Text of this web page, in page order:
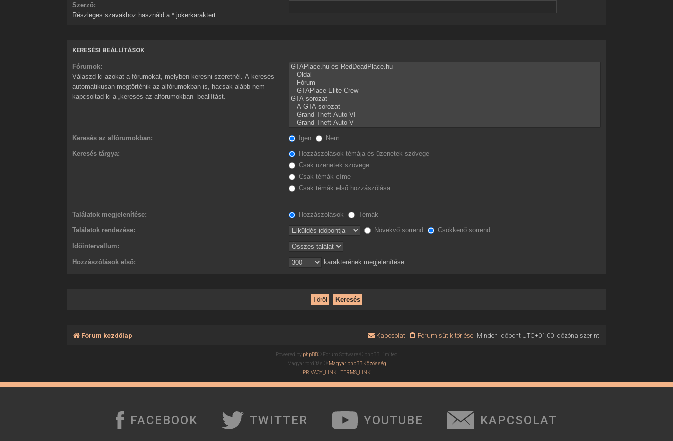
Szerző:
Részleges szavakhoz használd a * jokerkaraktert.
KERESÉSI BEÁLLÍTÁSOK
Fórumok:
Válaszd ki azokat a fórumokat, melyben keresni szeretnél. A keresés
automatikusan megtörténik az alfórumokban is, hacsak alább nem
kapcsoltad ki a „keresés az alfórumokban” beállítást.
Keresés az alfórumokban: Igen Nem
Keresés tárgya:
Hozzászólások témája és üzenetek szövege
Csak üzenetek szövege
Csak témák címe
Csak témák első hozzászólása
Találatok megjelenítése: Hozzászólások Témák
Találatok rendezése: Növekvő sorrend Csökkenő sorrend
Időintervallum:
Hozzászólások első: karakterének megjelenítése
Fórum kezdőlap Minden időpont UTC+01:00időzóna szerinti
Fórum sütik törlése
Kapcsolat
Powered by phpBB® Forum Software © phpBB Limited
Magyar fordítás ©
Magyar phpBB Közösség
PRIVACY_LINK| TERMS_LINK
FACEBOOK TWITTER YOUTUBE KAPCSOLAT